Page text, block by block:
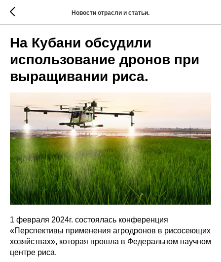
Новости отрасли и статьи.
На Кубани обсудили
использование дронов при
выращивании риса.
1 февраля 2024г. состоялась конференция
«Перспективы применения агродронов в рисосеющих
хозяйствах», которая прошла в Федеральном научном
центре риса.